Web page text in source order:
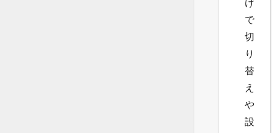
け
で
切
り
替
え
や
設